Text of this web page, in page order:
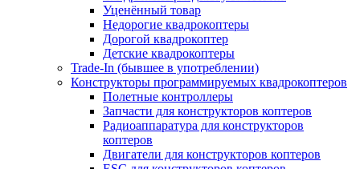
Уценённый товар
Недорогие квадрокоптеры
Дорогой квадрокоптер
Детские квадрокоптеры
Trade-In (бывшее в употреблении)
Конструкторы программируемых квадрокоптеров
Полетные контроллеры
Запчасти для конструкторов коптеров
Радиоаппаратура для конструкторов
коптеров
Двигатели для конструкторов коптеров